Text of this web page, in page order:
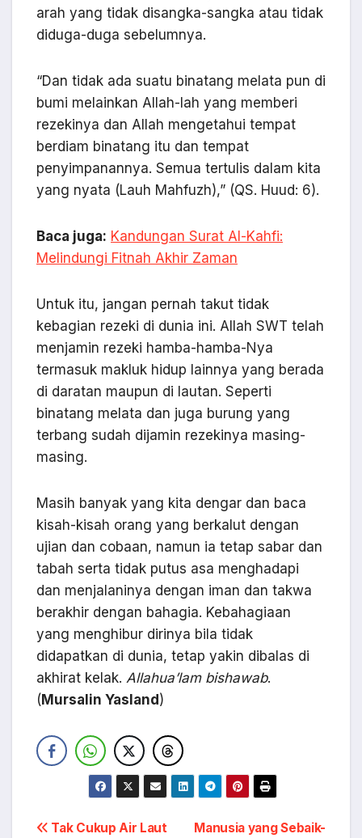
arah yang tidak disangka-sangka atau tidak
diduga-duga sebelumnya.
“Dan tidak ada suatu binatang melata pun di
bumi melainkan Allah-lah yang memberi
rezekinya dan Allah mengetahui tempat
berdiam binatang itu dan tempat
penyimpanannya. Semua tertulis dalam kita
yang nyata (Lauh Mahfuzh),” (QS. Huud: 6).
Baca juga: Kandungan Surat Al-Kahfi:
Melindungi Fitnah Akhir Zaman
Untuk itu, jangan pernah takut tidak
kebagian rezeki di dunia ini. Allah SWT telah
menjamin rezeki hamba-hamba-Nya
termasuk makluk hidup lainnya yang berada
di daratan maupun di lautan. Seperti
binatang melata dan juga burung yang
terbang sudah dijamin rezekinya masing-
masing.
Masih banyak yang kita dengar dan baca
kisah-kisah orang yang berkalut dengan
ujian dan cobaan, namun ia tetap sabar dan
tabah serta tidak putus asa menghadapi
dan menjalaninya dengan iman dan takwa
berakhir dengan bahagia. Kebahagiaan
yang menghibur dirinya bila tidak
didapatkan di dunia, tetap yakin dibalas di
akhirat kelak. Allahua’lam bishawab.
(Mursalin Yasland)
Manusia yang Sebaik-
Tak Cukup Air Laut